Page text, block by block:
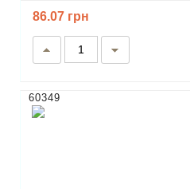
86.07 грн
60349